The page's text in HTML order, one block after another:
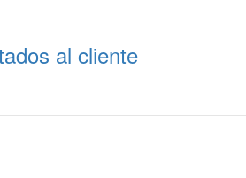
al cliente